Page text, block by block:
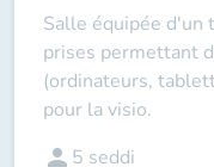
Salle équipée d'un
prises permettant
(ordinateurs,
pour la visio.
person 5 seddi